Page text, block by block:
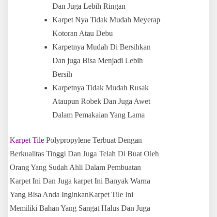
Dan Juga Lebih Ringan
Karpet Nya Tidak Mudah Meyerap
Kotoran Atau Debu
Karpetnya Mudah Di Bersihkan
Dan juga Bisa Menjadi Lebih
Bersih
Karpetnya Tidak Mudah Rusak
Ataupun Robek Dan Juga Awet
Dalam Pemakaian Yang Lama
Karpet Tile Polypropylene Terbuat Dengan
Berkualitas Tinggi Dan Juga Telah Di Buat Oleh
Orang Yang Sudah Ahli Dalam Pembuatan
Karpet Ini Dan Juga karpet Ini Banyak Warna
Yang Bisa Anda InginkanKarpet Tile Ini
Memiliki Bahan Yang Sangat Halus Dan Juga